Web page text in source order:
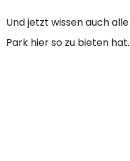
Und jetzt wissen auch
Park hier so zu bieten hat.